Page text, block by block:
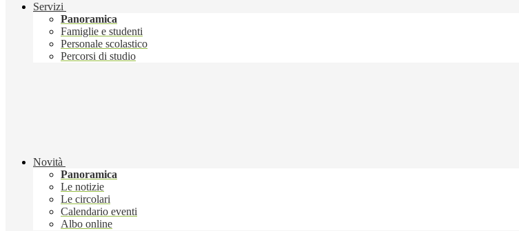
Servizi
Panoramica
Famiglie e studenti
Personale scolastico
Percorsi di studio
Novità
Panoramica
Le notizie
Le circolari
Calendario eventi
Albo online